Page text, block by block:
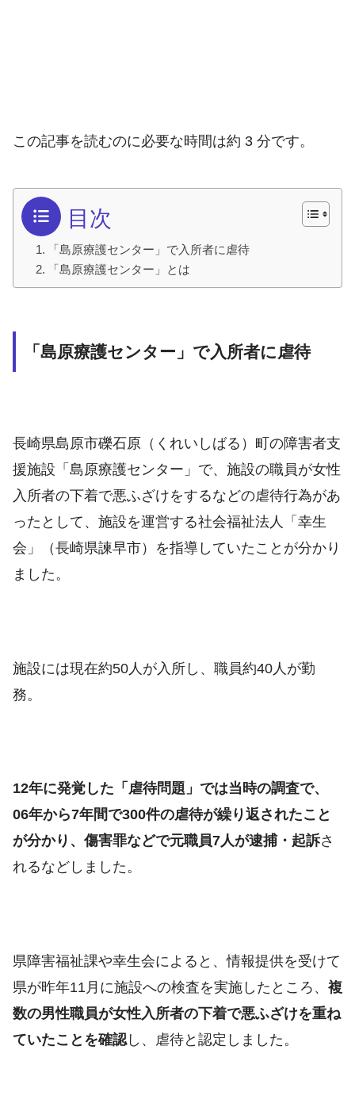
この記事を読むのに必要な時間は約 3 分です。
目次
「島原療護センター」で入所者に虐待
「島原療護センター」とは
「島原療護センター」で入所者に虐待
長崎県島原市礫石原（くれいしばる）町の障害者支
援施設「島原療護センター」で、施設の職員が女性
入所者の下着で悪ふざけをするなどの虐待行為があ
ったとして、施設を運営する社会福祉法人「幸生
会」（長崎県諫早市）を指導していたことが分かり
ました。
施設には現在約50人が入所し、職員約40人が勤
務。
12年に発覚した「虐待問題」では当時の調査で、
06年から7年間で300件の虐待が繰り返されたこと
が分かり、傷害罪などで元職員7人が逮捕・起訴さ
れるなどしました。
県障害福祉課や幸生会によると、情報提供を受けて
県が昨年11月に施設への検査を実施したところ、 複
数の男性職員が女性入所者の下着で悪ふざけを重ね
ていたことを確認し、虐待と認定しました。